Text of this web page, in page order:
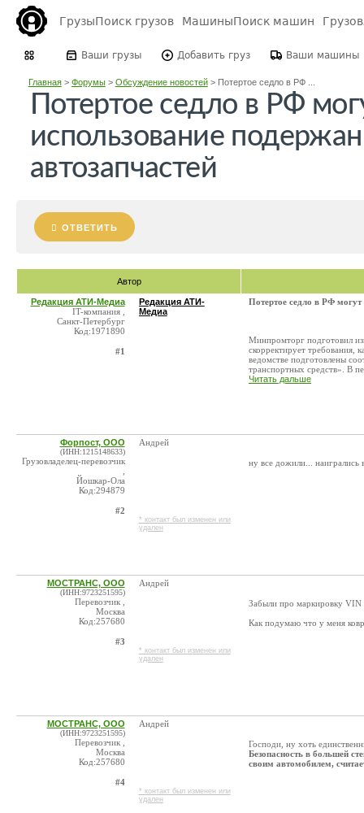
ГрузыПоиск грузов МашиныПоиск машин
Ваши грузы Добавить груз Ваши машины
Главная> Форумы> Обсуждение новостей> Потертое седло в РФ ...
Потертое седло в РФ
использование
автозапчастей
ОТВЕТИТЬ
Автор
Редакция АТИ-Медиа
IT-компания ,
Санкт-Петербург
Код:1971890
#1
Редакция АТИ-
Медиа
Потертое седло в РФ могут
Минпромторг подготовил
скорректирует требования,
ведомстве подготовлены
транспортных средств». В
Читать дальше
Форпост, ООО
(ИНН:1215148633)
Грузовладелец-перевозчик
Йошкар-Ола
Код:294879
#2
Андрей
* контакт был изменен или
удален
ну все дожили... наигрались
МОСТРАНС, ООО
(ИНН:9723251595)
Перевозчик ,
Москва
Код:257680
#3
Андрей
* контакт был изменен или
удален
Забыли про маркировку VIN
Как подумаю что у меня
МОСТРАНС, ООО
(ИНН:9723251595)
Перевозчик ,
Москва
Код:257680
#4
Андрей
* контакт был изменен или
удален
Господи, ну хоть
Безопасность в большей
своим автомобилем,